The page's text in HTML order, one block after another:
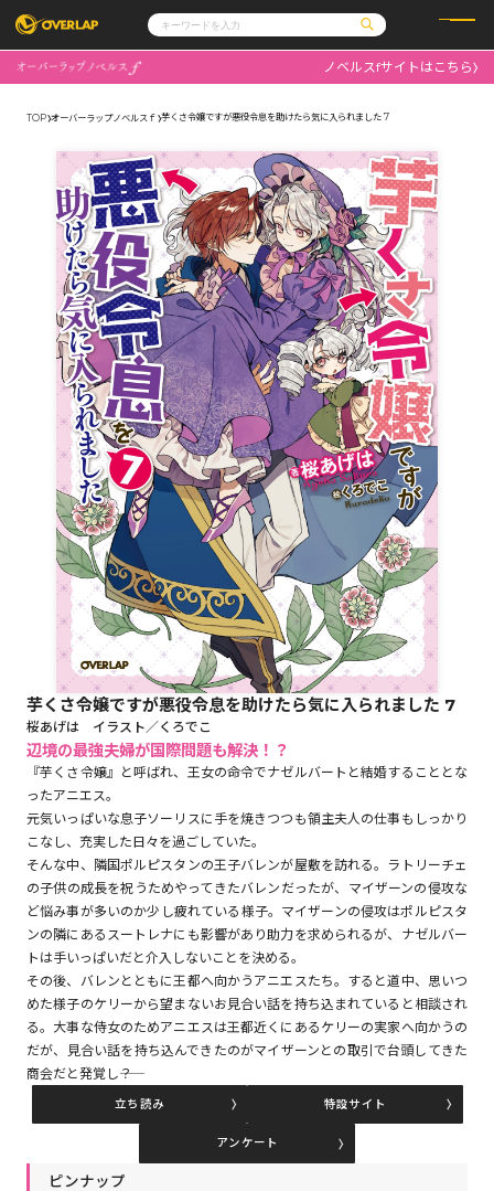
コミックガルド
コミッククリエ
文庫
ノベルス
その他
コミックエッセイ
ポケットモンスター
アニメ
ゲーム
通販・NEWS
OVERLAP STORE
オーバーラップ広報室
企業
会社概要
採用情報
アクセス
オーバーラップホールディングス
お問い合わせはこちら
オーバーラップ文庫
オーバーラップノベルス
オーバーラップノベルスf
ロサージュノベルス
コミックガルド
コミッククリエ
リキューレ
コミックパルフェ
コミックエッセイ
閉じる
ノベルスfサイトはこちら
TOP オーバーラップノベルスｆ 芋くさ令嬢ですが悪役令息を助けたら気に入られました 7
芋くさ令嬢ですが悪役令息を助けたら気に入られました 7
桜あげは イラスト／くろでこ
辺境の最強夫婦が国際問題も解決！？
『芋くさ令嬢』と呼ばれ、王女の命令でナゼルバートと結婚することとな
ったアニエス。
元気いっぱいな息子ソーリスに手を焼きつつも領主夫人の仕事もしっかり
こなし、充実した日々を過ごしていた。
そんな中、隣国ポルピスタンの王子バレンが屋敷を訪れる。ラトリーチェ
の子供の成長を祝うためやってきたバレンだったが、マイザーンの侵攻な
ど悩み事が多いのか少し疲れている様子。マイザーンの侵攻はポルピスタ
ンの隣にあるスートレナにも影響があり助力を求められるが、ナゼルバー
トは手いっぱいだと介入しないことを決める。
その後、バレンとともに王都へ向かうアニエスたち。すると道中、思いつ
めた様子のケリーから望まないお見合い話を持ち込まれていると相談され
る。大事な侍女のためアニエスは王都近くにあるケリーの実家へ向かうの
だが、見合い話を持ち込んできたのがマイザーンとの取引で台頭してきた
商会だと発覚し――？
立ち読み 特設サイト
アンケート
ピンナップ